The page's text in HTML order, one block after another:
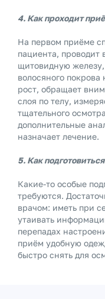
4. Как проходит
На первом приёме
пациента, проводит
щитовидную железу,
волосяного
рост, обращает
слоя по телу,
тщательного
дополнительные
назначает лечение.
5. Как
Какие-то особые
требуются.
врачом: иметь при
утаивать
перепадах
приём удобную
быстро снять для